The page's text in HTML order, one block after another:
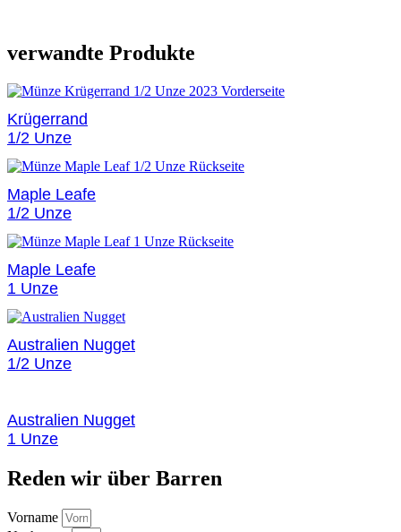
verwandte Produkte
Krügerrand
1/2 Unze
Maple Leafe
1/2 Unze
Maple Leafe
1 Unze
Australien Nugget
1/2 Unze
Australien Nugget
1 Unze
Reden wir über Barren
Vorname